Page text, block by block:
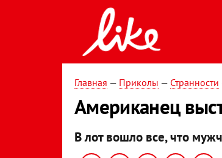
Главная — Приколы — Странности
Американец
В лот вошло все, что